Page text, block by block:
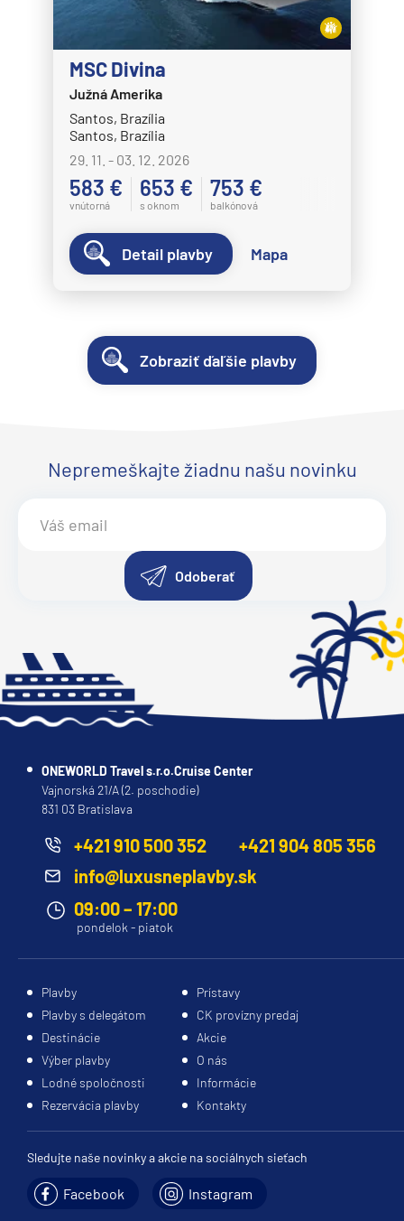
MSC Divina
Južná Amerika
Santos, Brazília
Santos, Brazília
29. 11. - 03. 12. 2026
583 €
vnútorná
653 €
s oknom
753 €
balkónová
Detail plavby Mapa
Zobraziť ďaľšie plavby
Nepremeškajte žiadnu našu novinku
Odoberať
ONEWORLD Travel s.r.o.Cruise Center
Vajnorská 21/A (2. poschodie)
831 03 Bratislava
+421 910 500 352
+421 904 805 356
info@luxusneplavby.sk
09:00 – 17:00
pondelok - piatok
Plavby
Prístavy
Plavby s delegátom
CK provízny predaj
Destinácie
Akcie
Výber plavby
O nás
Lodné spoločnosti
Informácie
Rezervácia plavby
Kontakty
Sledujte naše novinky a akcie na sociálnych sieťach
Facebook Instagram